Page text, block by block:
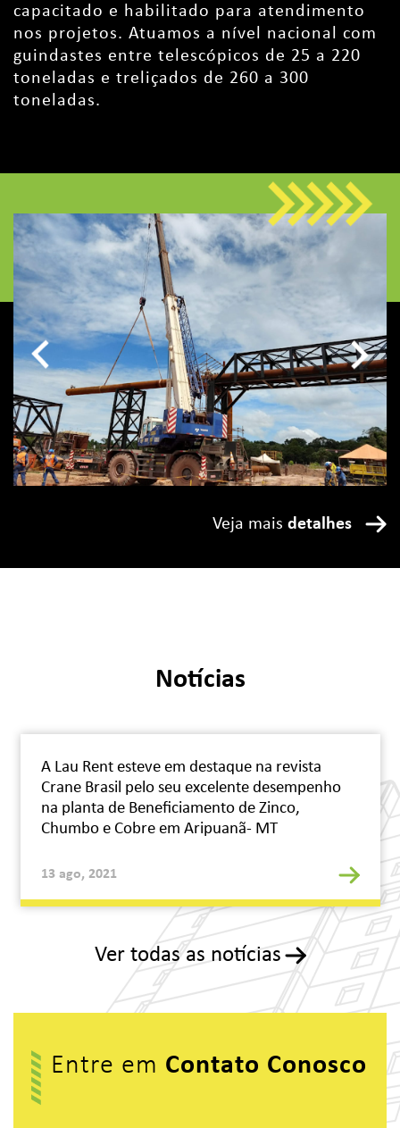
Veja mais detalhes
capacitado e habilitado para atendimento
nos projetos. Atuamos a nível nacional com
guindastes entre telescópicos de 25 a 220
toneladas e treliçados de 260 a 300
toneladas.
Notícias
A Lau Rent esteve em destaque na revista
Crane Brasil pelo seu excelente desempenho
na planta de Beneficiamento de Zinco,
Chumbo e Cobre em Aripuanã- MT
13 ago, 2021
Ver todas as notícias
Entre em Contato Conosco